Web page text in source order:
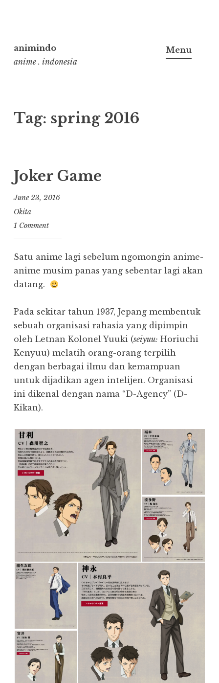
to
content
animindo
anime . indonesia
Menu
Tag: spring 2016
Joker Game
June 23, 2016
Okita
1 Comment
Satu anime lagi sebelum ngomongin anime-
anime musim panas yang sebentar lagi akan
datang.
Pada sekitar tahun 1937, Jepang membentuk
sebuah organisasi rahasia yang dipimpin
oleh Letnan Kolonel Yuuki (seiyuu: Horiuchi
Kenyuu) melatih orang-orang terpilih
dengan berbagai ilmu dan kemampuan
untuk dijadikan agen intelijen. Organisasi
ini dikenal dengan nama “D-Agency” (D-
Kikan).